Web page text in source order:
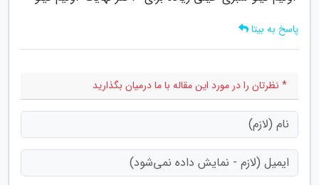
پاسخ به بیتا
* نظرتان را در مورد این مقاله با ما درمیان بگذارید